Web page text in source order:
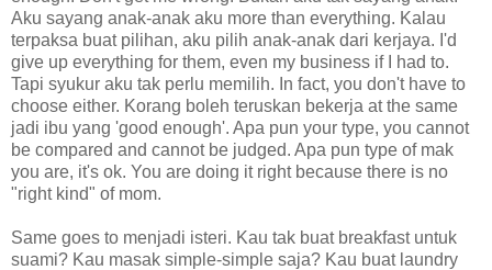
Aku sayang anak-anak aku more than everything. Kalau
terpaksa buat pilihan, aku pilih anak-anak dari kerjaya. I'd
give up everything for them, even my business if I had to.
Tapi syukur aku tak perlu memilih. In fact, you don't have to
choose either. Korang boleh teruskan bekerja at the same
jadi ibu yang 'good enough'. Apa pun your type, you cannot
be compared and cannot be judged. Apa pun type of mak
you are, it's ok. You are doing it right because there is no
"right kind" of mom.
Same goes to menjadi isteri. Kau tak buat breakfast untuk
suami? Kau masak simple-simple saja? Kau buat laundry